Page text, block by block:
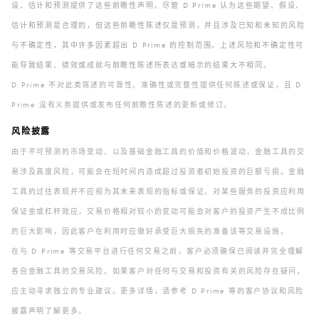
设、估计和预测提供了这些前瞻性声明。尽管 D Prime 认为这些期望、假设、
估计和预测是合理的，但这些前瞻性陈述仅是预测，并且涉及已知和未知的风险
与不确定性，其中许多因素超出 D Prime 的控制范围。上述风险和不确定性可
能导致结果、绩效或成就与前瞻性陈述所表达或暗示的结果大不相同。
D Prime 不对此类陈述的可靠性、准确性或完整性提供任何陈述或保证，且 D
Prime 没有义务提供或发布任何前瞻性陈述的更新或修订。
风险披露
由于不可预测的市场变动、以及基础金融工具的价值和价格波动，金融工具的交
易涉及高度风险，可能会在短时间内造成超过投资者初始投资的巨额亏损。金融
工具的过往表现并不应视为其未来表现的指标或保证。对某些服务的投资应利用
保证金或杠杆效应，交易价格相对较小的变动可能会对客户的投资产生不成比例
的巨大影响，因此客户在利用时应做好承受巨大损失的准备该等交易设施。
在与 D Prime 等交易平台进行任何交易之前，客户必须确保已阅读并完全理解
各自金融工具的交易风险。如果客户对任何与交易和投资有关的风险存在疑问，
应主动寻求独立的专业建议。更多详情，请参考 D Prime 等的客户协议和风险
披露声明了解更多。